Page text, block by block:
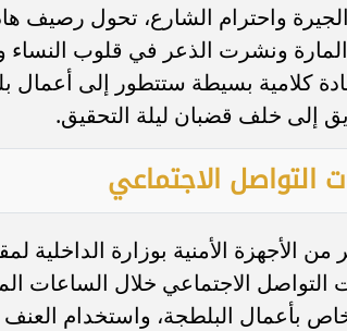
واحترام الشارع، تحول رصيف
ونشرت الذعر في قلوب النساء
كلامية بسيطة ستتطور إلى أعمال
إلى خلف قضبان ليلة التحقيق.
التواصل الاجتماعي
الأجهزة الأمنية بوزارة الداخلية
الاجتماعي خلال الساعات
بأعمال البلطجة، واستخدام العنف